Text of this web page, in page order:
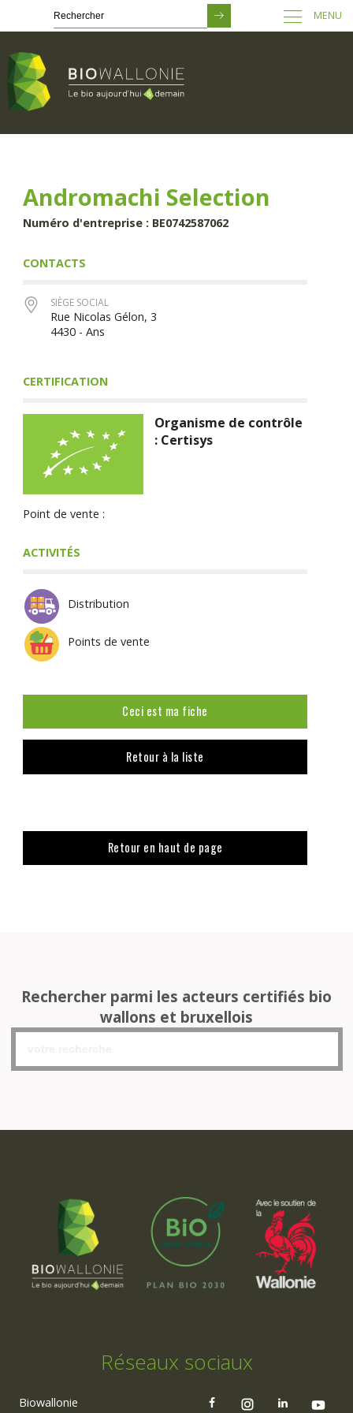
principal
MENU
Andromachi Selection
Numéro d'entreprise : BE0742587062
CONTACTS
SIÈGE SOCIAL
Rue Nicolas Gélon, 3
4430 - Ans
CERTIFICATION
Organisme de contrôle
: Certisys
Point de vente :
ACTIVITÉS
Distribution
Points de vente
Ceci est ma fiche
Retour à la liste
Retour en haut de page
Rechercher parmi les acteurs certifiés bio
wallons et bruxellois
Réseaux sociaux
Biowallonie